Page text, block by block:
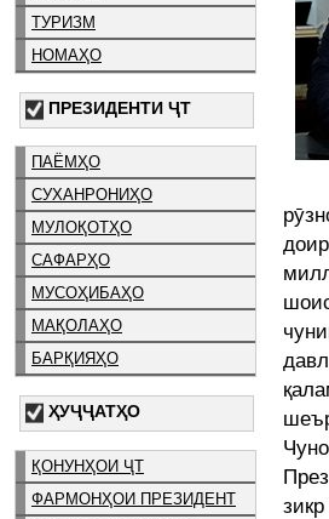
ТУРИЗМ
НОМАҲО
ПРЕЗИДЕНТИ ҶТ
ПАЁМҲО
СУХАНРОНИҲО
МУЛОҚОТҲО
САФАРҲО
МУСОҲИБАҲО
МАҚОЛАҲО
БАРҚИЯҲО
ҲУҶҶАТҲО
ҚОНУНҲОИ ҶТ
ФАРМОНҲОИ ПРЕЗИДЕНТ